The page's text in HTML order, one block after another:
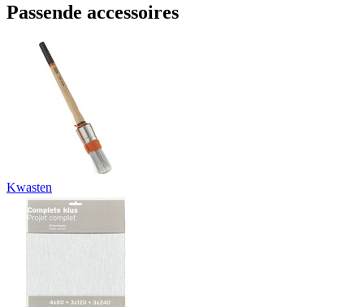
Passende accessoires
Kwasten